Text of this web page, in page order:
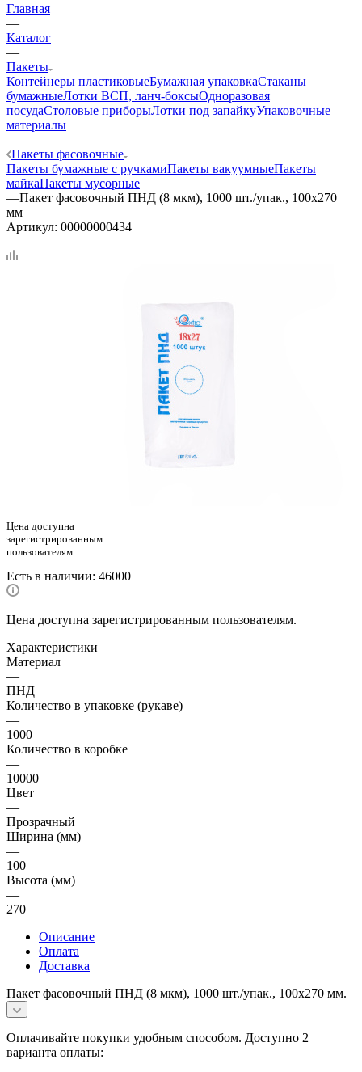
Главная
—
Каталог
—
Пакеты
Контейнеры пластиковыеБумажная упаковкаСтаканы
бумажныеЛотки ВСП, ланч-боксыОдноразовая
посудаСтоловые приборыЛотки под запайкуУпаковочные
материалы
—
Пакеты фасовочные
Пакеты бумажные с ручкамиПакеты вакуумныеПакеты
майкаПакеты мусорные
—Пакет фасовочный ПНД (8 мкм), 1000 шт./упак., 100х270
мм
Артикул: 00000000434
Цена доступна
зарегистрированным
пользователям
Есть в наличии: 46000
Цена доступна зарегистрированным пользователям.
Характеристики
Материал
—
ПНД
Количество в упаковке (рукаве)
—
1000
Количество в коробке
—
10000
Цвет
—
Прозрачный
Ширина (мм)
—
100
Высота (мм)
—
270
Описание
Оплата
Доставка
Пакет фасовочный ПНД (8 мкм), 1000 шт./упак., 100х270 мм.
Оплачивайте покупки удобным способом. Доступно 2
варианта оплаты: